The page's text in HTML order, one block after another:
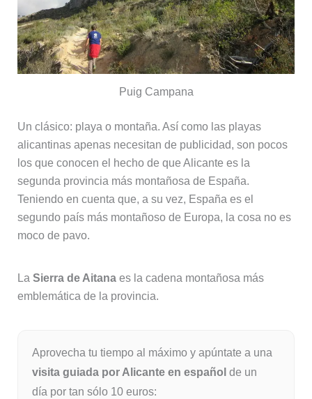
Puig Campana
Un clásico: playa o montaña. Así como las playas
alicantinas apenas necesitan de publicidad, son pocos
los que conocen el hecho de que Alicante es la
segunda provincia más montañosa de España.
Teniendo en cuenta que, a su vez, España es el
segundo país más montañoso de Europa, la cosa no es
moco de pavo.
La Sierra de Aitanaes la cadena montañosa más
emblemática de la provincia.
Aprovecha tu tiempo al máximo y apúntate a una
visita guiada por Alicante en español de un
día por tan sólo 10 euros: